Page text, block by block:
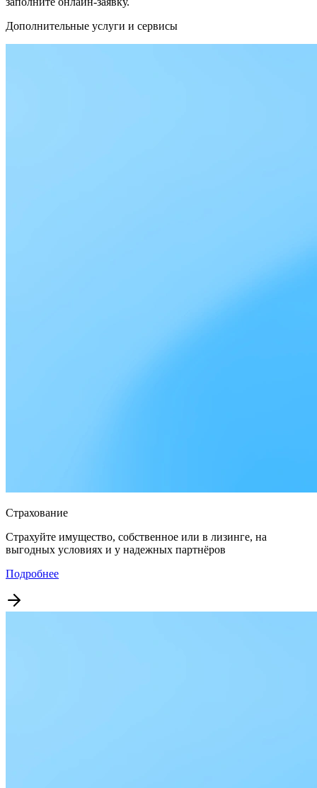
Дополнительные услуги и сервисы
Страхование
Страхуйте имущество, собственное или в лизинге, на
выгодных условиях и у надежных партнёров
Подробнее